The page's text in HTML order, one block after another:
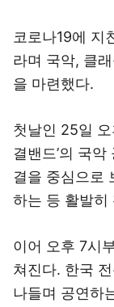
코로나19에 지
라며 국악, 클
을 마련했다.
첫날인 25일
결밴드’의 국
결을 중심으로
하는 등 활발히
이어 오후 7시
쳐진다. 한국
나들며 공연하